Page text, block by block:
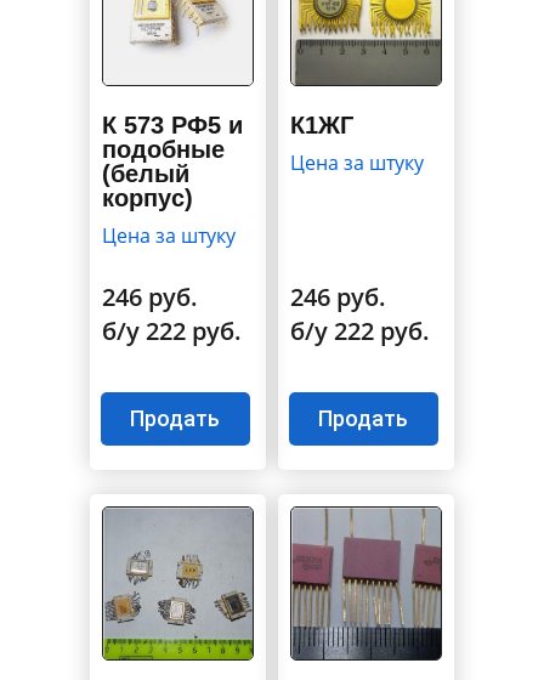
К 573 РФ5 и
подобные
(белый
корпус)
Цена за штуку
246 руб.
б/у 222 руб.
Продать
К1ЖГ
Цена за штуку
246 руб.
б/у 222 руб.
Продать